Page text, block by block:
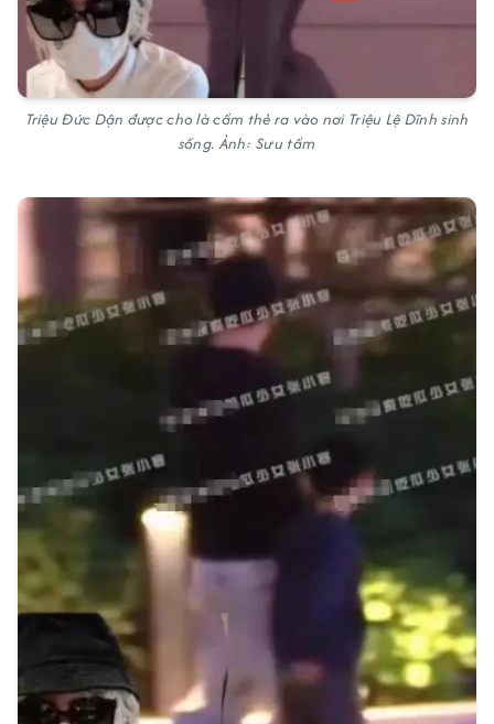
Triệu Đức Dận được cho là cầm thẻ ra vào nơi Triệu Lệ Dĩnh sinh
sống. Ảnh: Sưu tầm